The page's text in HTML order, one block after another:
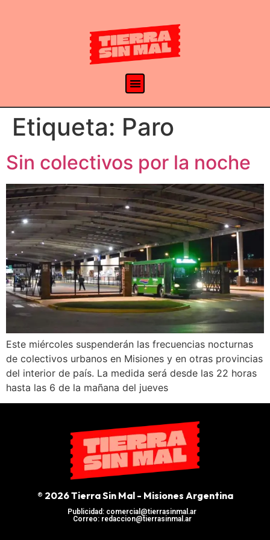
Etiqueta: Paro
Sin colectivos por la noche
Este miércoles suspenderán las frecuencias nocturnas
de colectivos urbanos en Misiones y en otras provincias
del interior de país. La medida será desde las 22 horas
hasta las 6 de la mañana del jueves
® 2026 Tierra Sin Mal - Misiones Argentina
Publicidad: comercial@tierrasinmal.ar
Correo: redaccion@tierrasinmal.ar